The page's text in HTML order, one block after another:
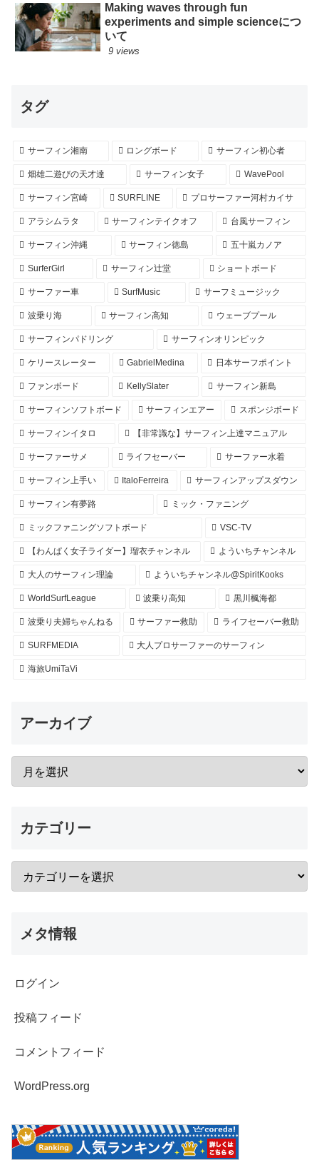
Making waves through fun
experiments and simple scienceにつ
いて
9 views
タグ
サーフィン湘南 ロングボード サーフィン初心者
畑雄二遊びの天才達 サーフィン女子 WavePool
サーフィン宮崎 SURFLINE プロサーファー河村カイサ
アラシムラタ サーフィンテイクオフ 台風サーフィン
サーフィン沖縄 サーフィン徳島 五十嵐カノア
SurferGirl サーフィン辻堂 ショートボード
サーファー車 SurfMusic サーフミュージック
波乗り海 サーフィン高知 ウェーブプール
サーフィンパドリング サーフィンオリンピック
ケリースレーター GabrielMedina 日本サーフポイント
ファンボード KellySlater サーフィン新島
サーフィンソフトボード サーフィンエアー スポンジボード
サーフィンイタロ 【非常識な】サーフィン上達マニュアル
サーファーサメ ライフセーバー サーファー水着
サーフィン上手い ItaloFerreira サーフィンアップスダウン
サーフィン有夢路 ミック・ファニング
ミックファニングソフトボード VSC-TV
【わんぱく女子ライダー】瑠衣チャンネル よういちチャンネル
大人のサーフィン理論 よういちチャンネル@SpiritKooks
WorldSurfLeague 波乗り高知 黒川楓海都
波乗り夫婦ちゃんねる サーファー救助 ライフセーバー救助
SURFMEDIA 大人プロサーファーのサーフィン
海旅UmiTaVi
アーカイブ
カテゴリー
メタ情報
ログイン
投稿フィード
コメントフィード
WordPress.org